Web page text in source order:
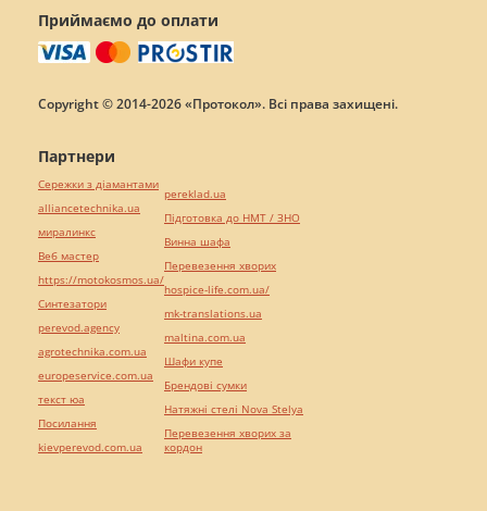
Приймаємо до оплати
Copyright © 2014-2026 «Протокол». Всі права захищені.
Партнери
Сережки з діамантами
alliancetechnika.ua
миралинкс
Веб мастер
https://motokosmos.ua/
Синтезатори
perevod.agency
agrotechnika.com.ua
europeservice.com.ua
текст юа
Посилання
kievperevod.com.ua
pereklad.ua
Підготовка до НМТ / ЗНО
Винна шафа
Перевезення хворих
hospice-life.com.ua/
mk-translations.ua
maltina.com.ua
Шафи купе
Брендові сумки
Натяжні стелі Nova Stelya
Перевезення хворих за
кордон